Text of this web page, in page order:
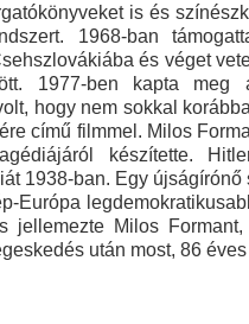
is és
1968-ban
és véget
1977-ben kapta meg
hogy nem sokkal
című filmmel. Milos
készítette.
1938-ban. Egy
Európa
jellemezte Milos
után most, 86